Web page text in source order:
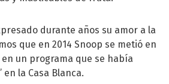
durante años su amor a la
que en 2014 Snoop se metió en
un programa que se había
la Casa Blanca.